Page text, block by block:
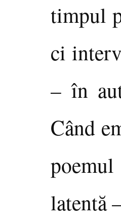
timpul
ci
– în
Când
latentă